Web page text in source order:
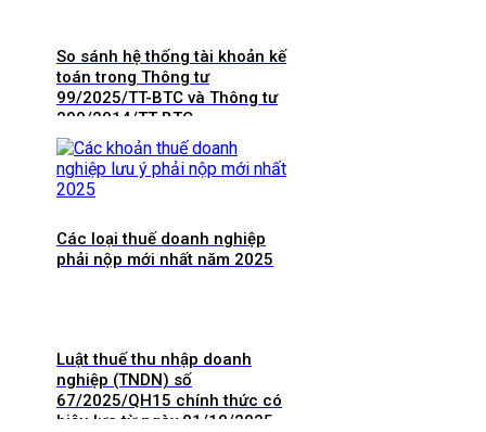
So sánh hệ thống tài khoản kế
toán trong Thông tư
99/2025/TT-BTC và Thông tư
200/2014/TT-BTC
Các loại thuế doanh nghiệp
phải nộp mới nhất năm 2025
Luật thuế thu nhập doanh
nghiệp (TNDN) số
67/2025/QH15 chính thức có
hiệu lực từ ngày 01/10/2025